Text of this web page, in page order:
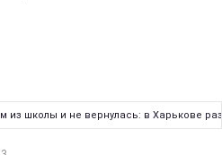
из школы и не вернулась: в Харькове